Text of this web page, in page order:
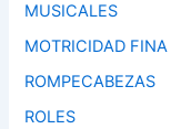
MUSICALES
MOTRICIDAD FINA
ROMPECABEZAS
ROLES